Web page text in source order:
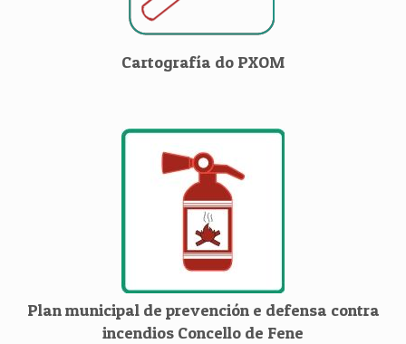
Cartografía do PXOM
Plan municipal de prevención e defensa contra
incendios Concello de Fene